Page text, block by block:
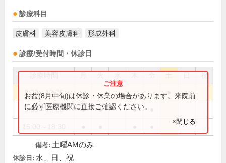
診療科目
皮膚科 美容皮膚科 形成外科
診療/受付時間・休診日
祝
9:00～13:00
9:30～12:30 ● ● ●
お盆(8月中旬)は休診・休業の場合があります。来院前
に必ず医療機関に直接ご確認ください。
×閉じる
備考: 土曜AMのみ
休診日: 水、日、祝